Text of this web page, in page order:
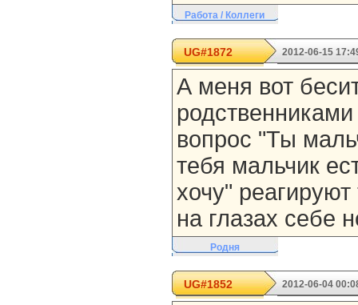
Работа / Коллеги
UG#1872 2012-06-15
А меня вот
вопрос "Ты
тебя мальчик
хочу" реагируют
на глазах себе
Родня
UG#1852 2012-06-04